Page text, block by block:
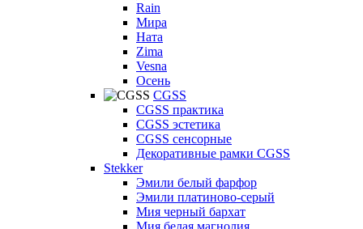
Rain
Мира
Ната
Zima
Vesna
Осень
CGSS
CGSS практика
CGSS эстетика
CGSS сенсорные
Декоративные рамки CGSS
Stekker
Эмили белый фарфор
Эмили платиново-серый
Мия черный бархат
Мия белая магнолия